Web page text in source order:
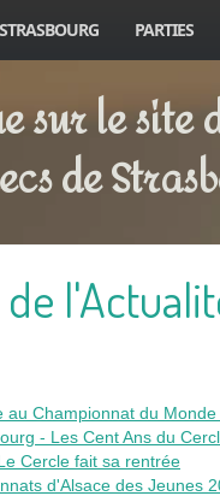
PARTIES
sur le site
de
au Championnat du
- Les Cent Ans du
Cercle fait sa rentrée
d'Alsace des Jeunes